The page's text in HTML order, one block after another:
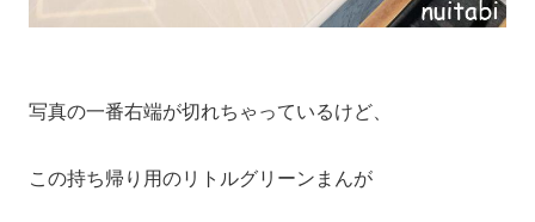
写真の一番右端が切れちゃっているけど、
この持ち帰り用のリトルグリーンまんが